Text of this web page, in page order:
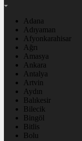
Adana
Adıyaman
Afyonkarahisar
Ağrı
Amasya
Ankara
Antalya
Artvin
Aydın
Balıkesir
Bilecik
Bingöl
Bitlis
Bolu